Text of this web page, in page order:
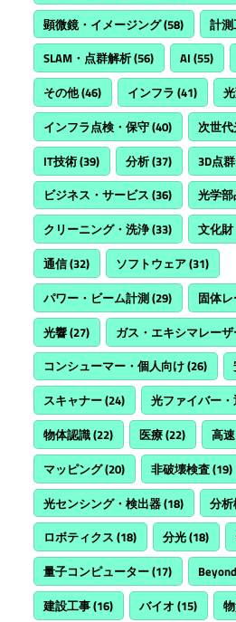
顕微鏡・イメージング(58) 計
SLAM・点群解析(56) AI (55)
その他(46) インフラ (41)
インフラ点検・保守(40) 次世
IT技術(39) 分析(37) 3D点
ビジネス・サービス (36) 光学
クリーニング・洗浄(33) 文化
通信(32) ソフトウェア(31)
パワー・ビーム計測(29) 固体レ
光響(27) ガス・エキシマレー
コンシューマー・個人向け(26)
スキャナー(24) 光ファイバー
物体認識(22) 医療(22) 高
マッピング(20) 非破壊検査(19)
光センシング・検出器(18) 分
ロボティクス (18) 分光(18)
量子コンピューター(17)
建設工事(16) バイオ (15)